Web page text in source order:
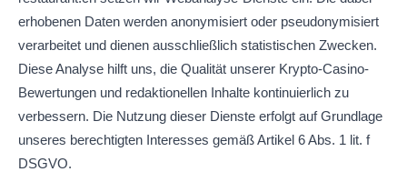
erhobenen Daten werden anonymisiert oder pseudonymisiert
verarbeitet und dienen ausschließlich statistischen Zwecken.
Diese Analyse hilft uns, die Qualität unserer Krypto-Casino-
Bewertungen und redaktionellen Inhalte kontinuierlich zu
verbessern. Die Nutzung dieser Dienste erfolgt auf Grundlage
unseres berechtigten Interesses gemäß Artikel 6 Abs. 1 lit. f
DSGVO.